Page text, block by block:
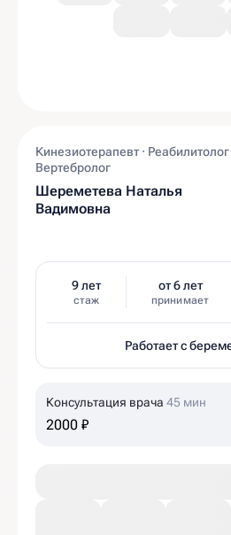
Кинезиотерапевт · Реабилитолог
Вертебролог
Шереметева Наталья
Вадимовна
9 лет
стаж
от 6 лет
принимает
Работает с
Консультация врача 45 мин
2000 ₽